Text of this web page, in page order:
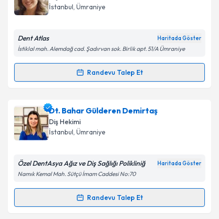
Takvim Talebini Gönder
için bir takvim hazırlandığında e-posta ile
bilgilendireceğiz.
Kişisel verilerimin işlenmesine ilişkinAydınlatma
kapsamda işlenmesini kabul ediyorum.
Takvim Talebini Gönder
İstanbul, Ümraniye
Dent Atlas Haritada Göster
İstiklal mah. Alemdağ cad. Şadırvan sok. Birlik apt. 51/A Ümraniye
Randevu Talep Et
Randevu Takvimi Talebi
Dt. Nilay Dursun Gökçekiçin randevu takvimi talebi
oluşturun. Size bu uzmandan randevu almanız için bir
takvim hazırlandığında e-posta ile bilgilendireceğiz.
Kişisel verilerimin işlenmesine ilişkin
Metni'ni okudum ve kişisel verilerimin belirtilen
Dt. Bahar Gülderen Demirtaş
Diş Hekimi
İstanbul, Ümraniye
Özel DentAsya Ağız ve Diş Sağlığı Polikliniğ Haritada Göster
Namık Kemal Mah. Sütçü İmam Caddesi No:70
Randevu Talep Et
Randevu Takvimi Talebi